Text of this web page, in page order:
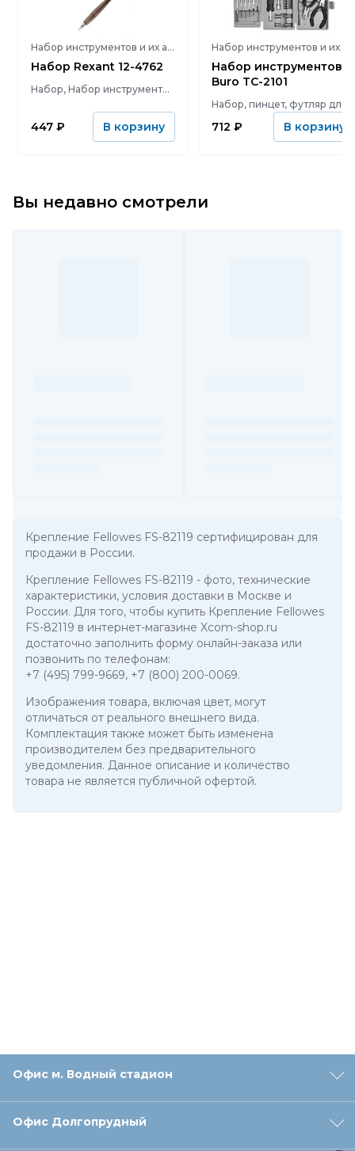
Набор инструментов и их аксессуары
Набор Rexant 12-4762
Набор, Набор инструментов для ремонта ПК, PHILLIPS (крестовая) : PH1.0, PH1.2, PH1.5, PH2.0, PH3.0, Tri-Wing (трехлистник) : 2.0, Pentalobe (шлиц для продукции Apple) : 0.8, 1.2, SLOT (шлицевая) : SL1.0, SL1.5, SL2.0, SL3.0, TORX (шестигранная звезда): T2, T3, T4, T5, T6, T7, T8, T9, T10, Tri-Wing (трехлистник) : Y0.6 для iPhone7, 7 plus, Apple Watch, Треугольный шлиц: 2.3
447 ₽ В корзину
Набор инструментов
Buro TC-2101
712 ₽ В корзину
Вы недавно смотрели
Крепление Fellowes FS-82119 сертифицирован для
продажи в России.
Крепление Fellowes FS-82119 - фото, технические
характеристики, условия доставки в Москве и
России. Для того, чтобы купить Крепление Fellowes
FS-82119 в интернет-магазине Xcom-shop.ru
достаточно заполнить форму онлайн-заказа или
позвонить по телефонам:
+7 (495) 799-9669, +7 (800) 200-0069.
Изображения товара, включая цвет, могут
отличаться от реального внешнего вида.
Комплектация также может быть изменена
производителем без предварительного
уведомления. Данное описание и количество
товара не является публичной офертой.
Офис м. Водный стадион
Офис Долгопрудный